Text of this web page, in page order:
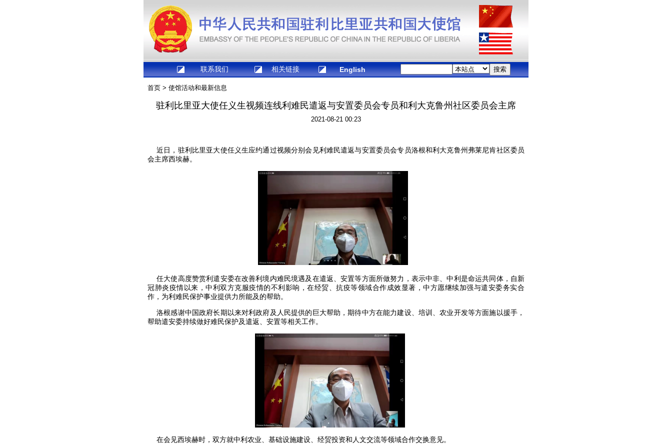
联系我们 相关链接 English
首页 > 使馆活动和最新信息
驻利比里亚大使任义生视频连线利难民遣返与安置委员会专员和利大克鲁州社区委员会主席
2021-08-21 00:23
近 日，驻利比里亚大使任义生应约通过视频分别会见利难民遣返与安置委员会专员洛根和利大克鲁州弗莱尼肯社区委员
会主席西埃赫。
任大使高度赞赏利遣安委在改善利境内难民境遇及在遣返、安置等方面所做努力，表示中非、中利是命运共同体，自新
冠肺炎疫情以来，中利双方克服疫情的不利影响，在经贸、抗疫等领域合作成效显著，中方愿继续加强与遣安委务实合
作，为利难民保护事业提供力所能及的帮助。
洛根感谢中国政府长期以来对利政府及人民提供的巨大帮助，期待中方在能力建设、培训、农业开发等方面施以援手，
帮助遣安委持续做好难民保护及遣返、安置等相关工作。
在会见西埃赫时，双方就中利农业、基础设施建设、经贸投资和人文交流等领域合作交换意见。